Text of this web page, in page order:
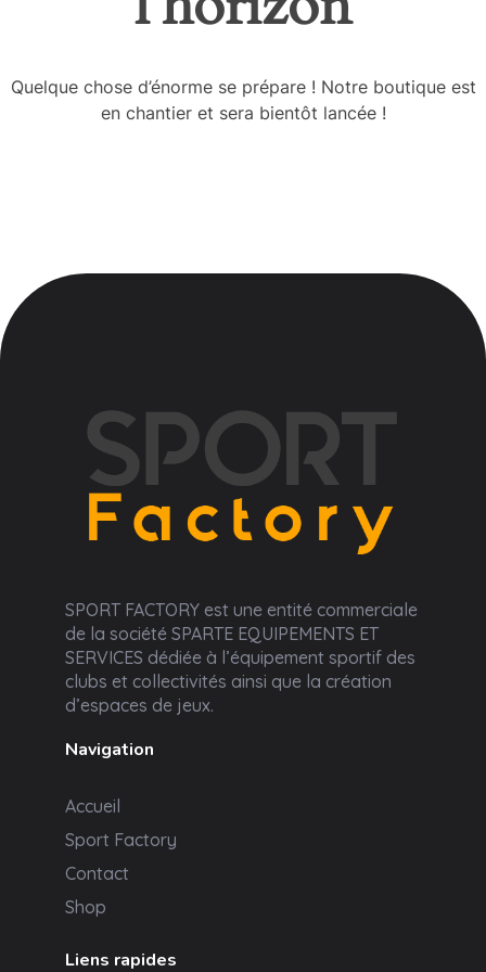
Quelque chose d’énorme se prépare ! Notre boutique est
en chantier et sera bientôt lancée !
SPORT FACTORY est une entité commerciale
de la société SPARTE EQUIPEMENTS ET
SERVICES dédiée à l’équipement sportif des
clubs et collectivités ainsi que la création
d’espaces de jeux.
Navigation
Accueil
Sport Factory
Contact
Shop
Liens rapides